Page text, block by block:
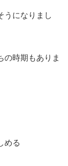
になりまし
時期もありま
める